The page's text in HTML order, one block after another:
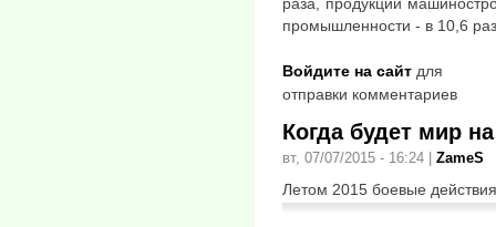
промышленности - в 10,6
Войдите на сайт для
отправки комментариев
Когда будет мир
вт, 07/07/2015 - 16:24 ZameS
Летом 2015 боевые